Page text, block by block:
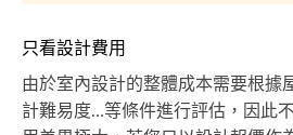
只看設計費用
由於室內設計的整體成本需要根據
計難易度…等條件進行評估，因此